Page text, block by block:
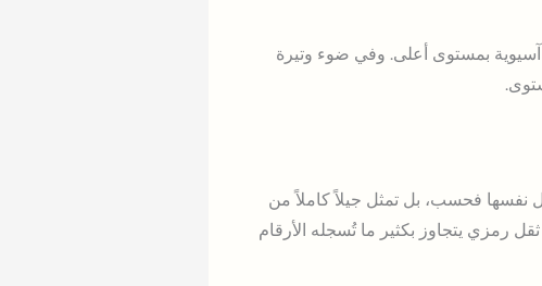
بمستوى أعلى. وفي ضوء وتيرة
نفسها فحسب، بل تمثل جيلاً كاملاً من
رمزي يتجاوز بكثير ما تُسجله الأرقام